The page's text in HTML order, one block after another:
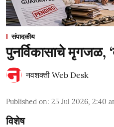
संपादकीय
पुनर्विकासाचे मृगजळ,
नवशक्ती Web Desk
Published on: 25 Jul 2026, 2:40
विशेष